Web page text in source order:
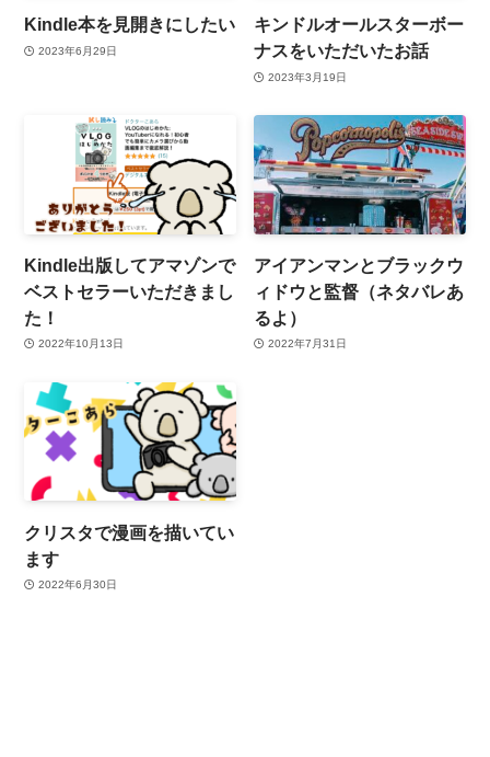
Kindle本を見開きにしたい
2023年6月29日
キンドルオールスターボー
ナスをいただいたお話
2023年3月19日
Kindle出版してアマゾンで
ベストセラーいただきまし
た！
2022年10月13日
アイアンマンとブラックウ
ィドウと監督（ネタバレあ
るよ）
2022年7月31日
クリスタで漫画を描いてい
ます
2022年6月30日